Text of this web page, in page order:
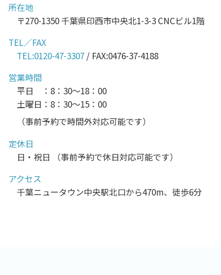
所在地
〒270-1350 千葉県印西市中央北1-3-3 CNCビル1階
TEL／FAX
TEL:0120-47-3307 / FAX:0476-37-4188
営業時間
平日 ：8：30～18：00
土曜日：8：30～15：00
（事前予約で時間外対応可能です）
定休日
日・祝日 （事前予約で休日対応可能です）
アクセス
千葉ニュータウン中央駅北口から470m、徒歩6分